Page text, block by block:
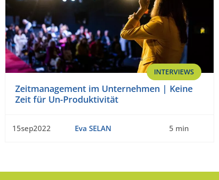
INTERVIEWS
Zeitmanagement im Unternehmen | Keine
Zeit für Un-Produktivität
15sep2022 Eva SELAN 5 min